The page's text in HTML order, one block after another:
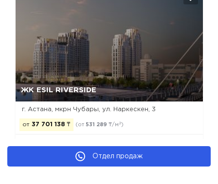
Отдел продаж
ЖК ESIL RIVERSIDE
г. Астана, мкрн Чубары, ул. Наркескен, 3
от 37 701 138 ₸ (от 531 289 ₸/м 2)
Да, удалить Отмена